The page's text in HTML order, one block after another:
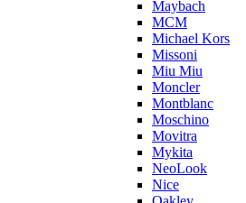
Maybach
MCM
Michael Kors
Missoni
Miu Miu
Moncler
Montblanc
Moschino
Movitra
Mykita
NeoLook
Nice